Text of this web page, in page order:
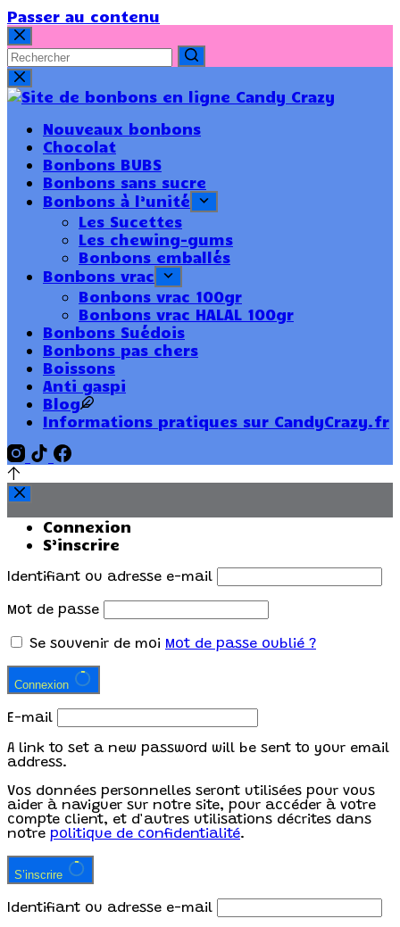
Passer au contenu
Nouveaux bonbons
Chocolat
Bonbons BUBS
Bonbons sans sucre
Bonbons à l’unité
Les Sucettes
Les chewing-gums
Bonbons emballés
Bonbons vrac
Bonbons vrac 100gr
Bonbons vrac HALAL 100gr
Bonbons Suédois
Bonbons pas chers
Boissons
Anti gaspi
Blog
Informations pratiques sur CandyCrazy.fr
Connexion
S’inscrire
Identifiant ou adresse e-mail
Mot de passe
Se souvenir de moi Mot de passe oublié ?
Connexion
E-mail
A link to set a new password will be sent to your email
address.
Vos données personnelles seront utilisées pour vous
aider à naviguer sur notre site, pour accéder à votre
compte client, et d'autres utilisations décrites dans
notre politique de confidentialité.
S’inscrire
Identifiant ou adresse e-mail